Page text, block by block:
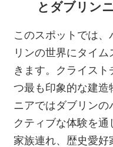
とダブリン
このスポットでは
リンの世界にタイ
きます。クライス
つ最も印象的な建造
ニアではダブリンの
クティブな体験を通
家族連れ、歴史愛